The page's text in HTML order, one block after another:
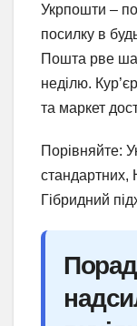
Укрпошти –
посилку в
Пошта рве
неділю.
та маркет
Порівняйте:
Гібридний